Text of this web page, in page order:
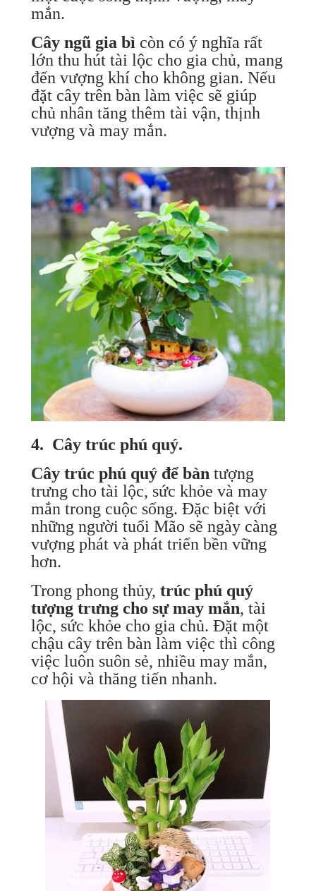
mắn.
Cây ngũ gia bì còn có ý nghĩa rất
lớn thu hút tài lộc cho gia chủ, mang
đến vượng khí cho không gian. Nếu
đặt cây trên bàn làm việc sẽ giúp
chủ nhân tăng thêm tài vận, thịnh
vượng và may mắn.
4. Cây trúc phú quý.
Cây trúc phú quý để bàn tượng
trưng cho tài lộc, sức khỏe và may
mắn trong cuộc sống. Đặc biệt với
những người tuổi Mão sẽ ngày càng
vượng phát và phát triển bền vững
hơn.
Trong phong thủy, trúc phú quý
tượng trưng cho sự may mắn, tài
lộc, sức khỏe cho gia chủ. Đặt một
chậu cây trên bàn làm việc thì công
việc luôn suôn sẻ, nhiều may mắn,
cơ hội và thăng tiến nhanh.